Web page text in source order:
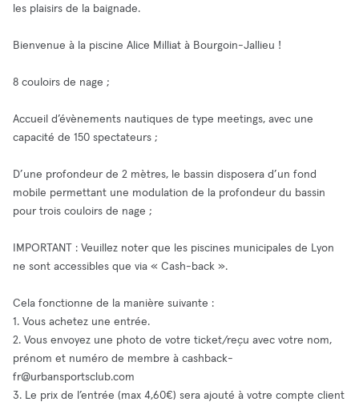
les plaisirs de la baignade.
Bienvenue à la piscine Alice Milliat à Bourgoin-Jallieu !
8 couloirs de nage ;
Accueil d’évènements nautiques de type meetings, avec une
capacité de 150 spectateurs ;
D’une profondeur de 2 mètres, le bassin disposera d’un fond
mobile permettant une modulation de la profondeur du bassin
pour trois couloirs de nage ;
IMPORTANT : Veuillez noter que les piscines municipales de Lyon
ne sont accessibles que via « Cash-back ».
Cela fonctionne de la manière suivante :
1. Vous achetez une entrée.
2. Vous envoyez une photo de votre ticket/reçu avec votre nom,
prénom et numéro de membre à cashback-
fr@urbansportsclub.com
3. Le prix de l’entrée (max 4,60€) sera ajouté à votre compte client